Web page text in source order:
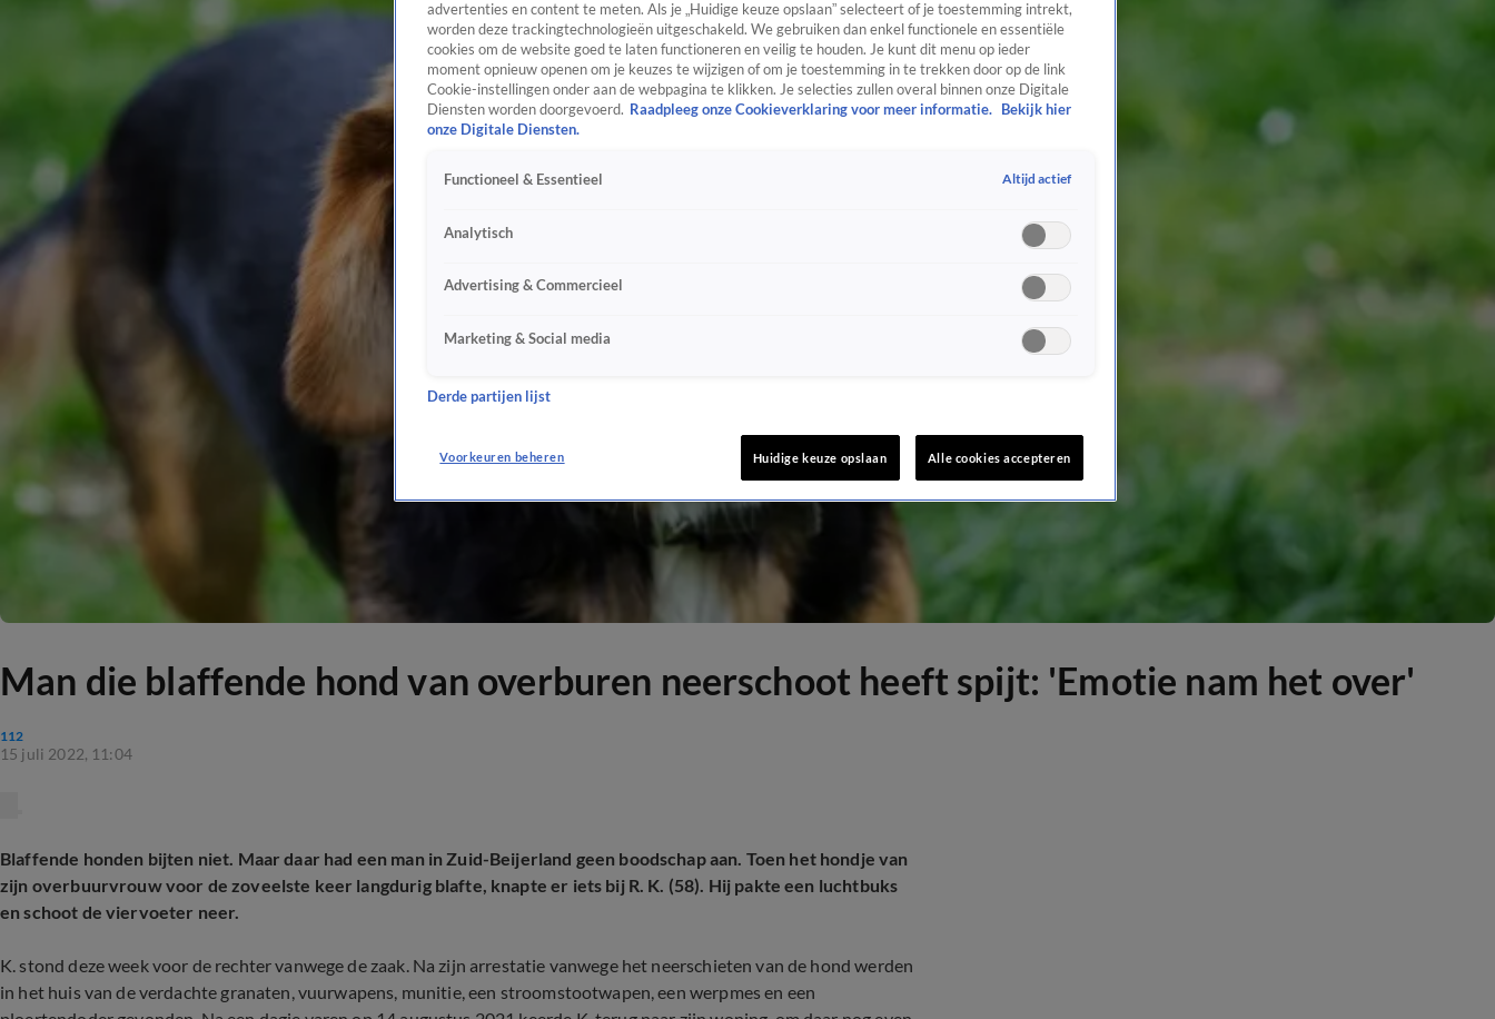
Man die blaffende hond van overburen neerschoot heeft spijt: 'Emotie nam het over'
112
15 juli 2022, 11:04
Blaffende honden bijten niet. Maar daar had een man in Zuid-Beijerland geen boodschap aan. Toen het hondje van
zijn overbuurvrouw voor de zoveelste keer langdurig blafte, knapte er iets bij R. K. (58). Hij pakte een luchtbuks
en schoot de viervoeter neer.
K. stond deze week voor de rechter vanwege de zaak. Na zijn arrestatie vanwege het neerschieten van de hond werden
in het huis van de verdachte granaten, vuurwapens, munitie, een stroomstootwapen, een werpmes en een
advertenties en content te meten. Als je „Huidige keuze opslaan” selecteert of je toestemming intrekt,
worden deze trackingtechnologieën uitgeschakeld. We gebruiken dan enkel functionele en essentiële
cookies om de website goed te laten functioneren en veilig te houden. Je kunt dit menu op ieder
moment opnieuw openen om je keuzes te wijzigen of om je toestemming in te trekken door op de link
Cookie-instellingen onder aan de webpagina te klikken. Je selecties zullen overal binnen onze Digitale
Diensten worden doorgevoerd. Raadpleeg onze Cookieverklaring voor meer informatie.
Bekijk hier
onze Digitale Diensten.
Functioneel & Essentieel Altijd actief
Analytisch
Advertising & Commercieel
Marketing & Social media
Derde partijen lijst
Voorkeuren beheren Huidige keuze opslaan Alle cookies accepteren